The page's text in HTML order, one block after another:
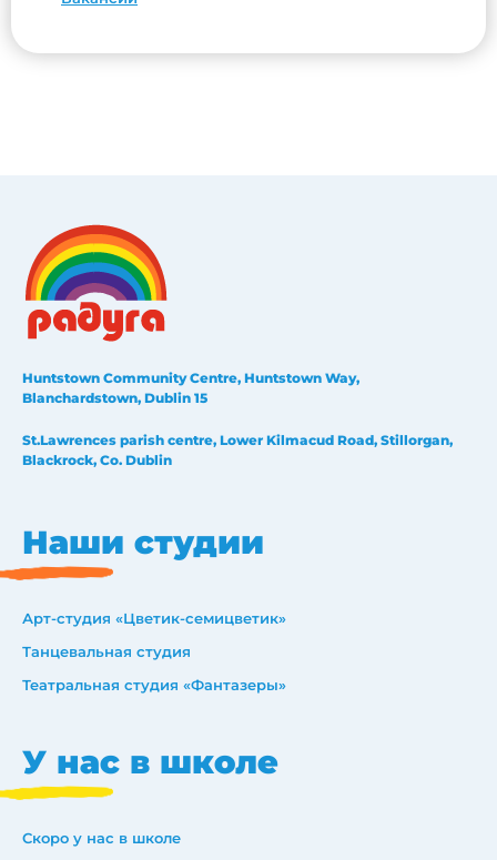
Huntstown Community Centre, Huntstown Way,
Blanchardstown, Dublin 15
St.Lawrences parish centre, Lower Kilmacud Road, Stillorgan,
Blackrock, Co. Dublin
Наши студии
Арт-студия «Цветик-семицветик»
Танцевальная студия
Театральная студия «Фантазеры»
У нас в школе
Скоро у нас в школе